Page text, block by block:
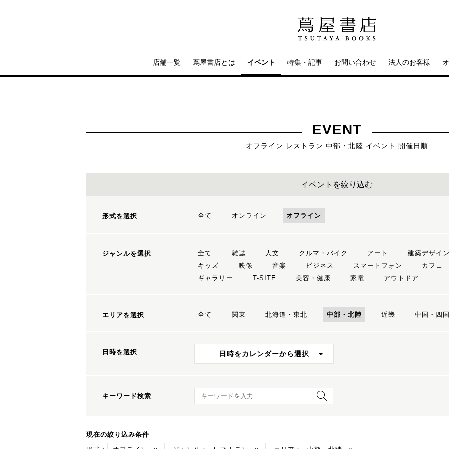
店舗一覧 蔦屋書店とは イベント 特集・記事 お問い合わせ 法人のお客様
EVENT
オフライン レストラン 中部・北陸 イベント 開催日順
イベントを絞り込む
形式を選択 全て オンライン オフライン
ジャンルを選択 全て 雑誌 人文 クルマ・バイク アート 建築デザイン
キッズ
映像 音楽 ビジネス スマートフォン カフェ
ギャラリー
T-SITE 美容・健康 家電 アウトドア
エリアを選択 全て 関東 北海道・東北 中部・北陸 近畿 中国・四国
日時を選択 日時をカレンダーから選択
キーワード検索 キーワード検索
現在の絞り込み条件